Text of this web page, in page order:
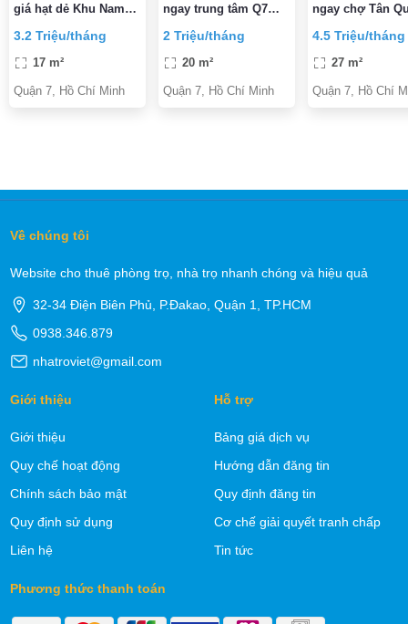
giá hạt dẻ Khu Nam
Mall, PMH, KCX,
thuận tiện đi trung
3.2 Triệu/tháng
17 m²
Quận 7, Hồ Chí Minh
ngay trung tâm Q7
Vivo City
2 Triệu/tháng
20 m²
Quận 7, Hồ Chí Minh
ngay chợ Tân
ban công)
4.5 Triệu/tháng
27 m²
Quận 7, Hồ Chí
Về chúng tôi
Website cho thuê phòng trọ, nhà trọ nhanh chóng và hiệu quả
32-34 Điện Biên Phủ, P.Đakao, Quận 1, TP.HCM
0938.346.879
nhatroviet@gmail.com
Giới thiệu
Giới thiệu
Quy chế hoạt động
Chính sách bảo mật
Quy định sử dụng
Liên hệ
Hỗ trợ
Bảng giá dịch vụ
Hướng dẫn đăng tin
Quy định đăng tin
Cơ chế giải quyết tranh chấp
Tin tức
Phương thức thanh toán